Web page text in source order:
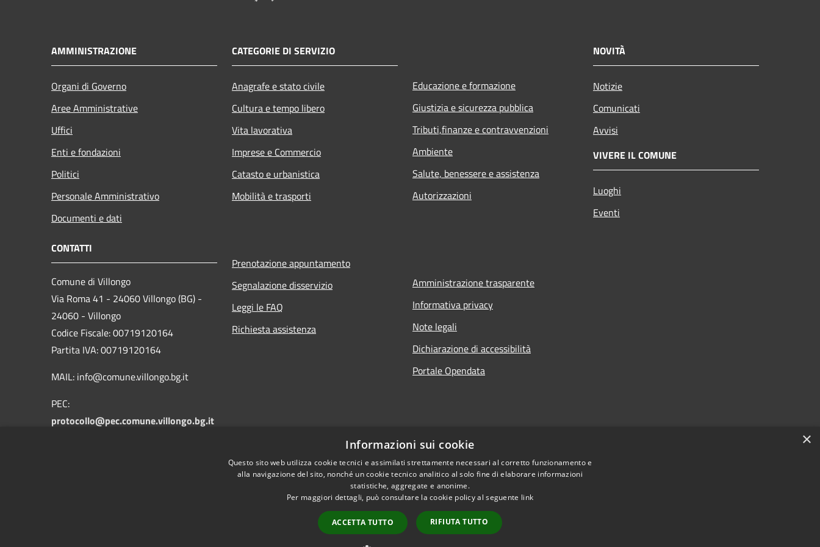
AMMINISTRAZIONE
Organi di Governo
Aree Amministrative
Uffici
Enti e fondazioni
Politici
Personale Amministrativo
Documenti e dati
CATEGORIE DI SERVIZIO
Anagrafe e stato civile
Cultura e tempo libero
Vita lavorativa
Imprese e Commercio
Catasto e urbanistica
Mobilità e trasporti
Educazione e formazione
Giustizia e sicurezza pubblica
Tributi,finanze e contravvenzioni
Ambiente
Salute, benessere e assistenza
Autorizzazioni
NOVITÀ
Notizie
Comunicati
Avvisi
VIVERE IL COMUNE
Luoghi
Eventi
CONTATTI
Comune di Villongo
Via Roma 41 - 24060 Villongo (BG) -
24060 - Villongo
Codice Fiscale: 00719120164
Partita IVA: 00719120164
MAIL: info@comune.villongo.bg.it
PEC:
protocollo@pec.comune.villongo.bg.it
Prenotazione appuntamento
Segnalazione disservizio
Leggi le FAQ
Richiesta assistenza
Amministrazione trasparente
Informativa privacy
Note legali
Dichiarazione di accessibilità
Portale Opendata
IBAN COMUNALI: per i cittadini IT48Z0851453760000000120312 /
Copyright © 2026 • Comune di Villongo • Powered by
×
Informazioni sui cookie
Questo sito web utilizza cookie tecnici e assimilati strettamente necessari al corretto funzionamento e
alla navigazione del sito, nonché un cookie tecnico analitico al solo fine di elaborare informazioni
statistiche, aggregate e anonime.
Per maggiori dettagli, può consultare la cookie policy al seguente link
ACCETTA TUTTO RIFIUTA TUTTO